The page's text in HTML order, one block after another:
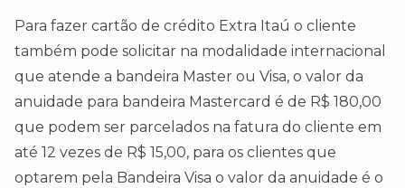
Para fazer cartão de crédito Extra Itaú o cliente
também pode solicitar na modalidade internacional
que atende a bandeira Master ou Visa, o valor da
anuidade para bandeira Mastercard é de R$ 180,00
que podem ser parcelados na fatura do cliente em
até 12 vezes de R$ 15,00, para os clientes que
optarem pela Bandeira Visa o valor da anuidade é o